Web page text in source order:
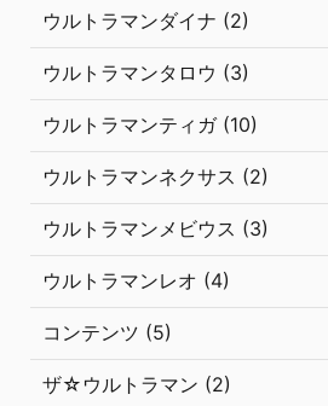
ウルトラマンダイナ (2)
ウルトラマンタロウ (3)
ウルトラマンティガ (10)
ウルトラマンネクサス (2)
ウルトラマンメビウス (3)
ウルトラマンレオ (4)
コンテンツ (5)
ザ☆ウルトラマン (2)